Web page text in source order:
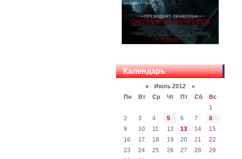
Календарь
« Июль 2012 »
Пн
Вт Ср Чт Пт Сб
Вс
1
2
3 4 5 6 7
8
9
10 11 12 13 14
15
16
17 18 19 20 21
22
23
24 25 26 27 28
29